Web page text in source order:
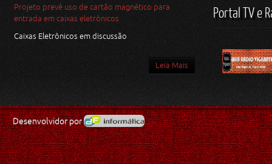
Projeto prevê uso de cartão magnético para
entrada em caixas eletrônicos
Caixas Eletrônicos em discussão
Leia Mais
Portal TV e
Desenvolvidor por